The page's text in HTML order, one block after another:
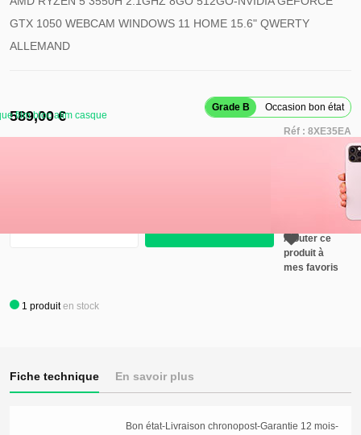
film bloc alim casque
GTX 1050 WEBCAM WINDOWS 11 HOME 15.6" QWERTY
ALLEMAND
589,00 €
Grade B Occasion bon état
Réf : 8XE35EA
Ajouter ce
produit à
mes favoris
1 produit en stock
Fiche technique En savoir plus
Bon état-Livraison chronopost-Garantie 12 mois-